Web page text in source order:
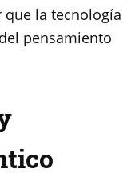
la tecnología
pensamiento